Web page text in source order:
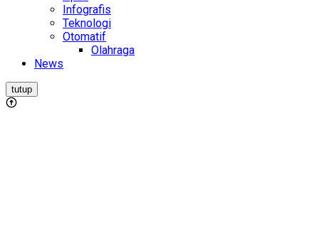
Infografis
Teknologi
Otomatif
Olahraga
News
tutup